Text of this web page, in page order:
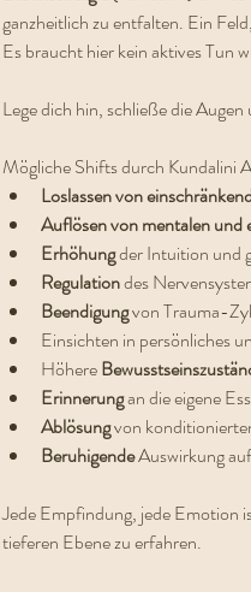
ganzheitlich zu entfalten. Ein Feld,
Es braucht hier kein aktives Tun
Lege dich hin, schließe die Augen
Mögliche Shifts durch Kundalini
Loslassen von
Auflösen von mentalen und
Erhöhung der Intuition und
Regulation des
Beendigung von Trauma-
Einsichten in persönliches
Höhere
Erinnerung an die eigene
Ablösung von
Beruhigende Auswirkung
Jede Empfindung, jede Emotion
tieferen Ebene zu erfahren.